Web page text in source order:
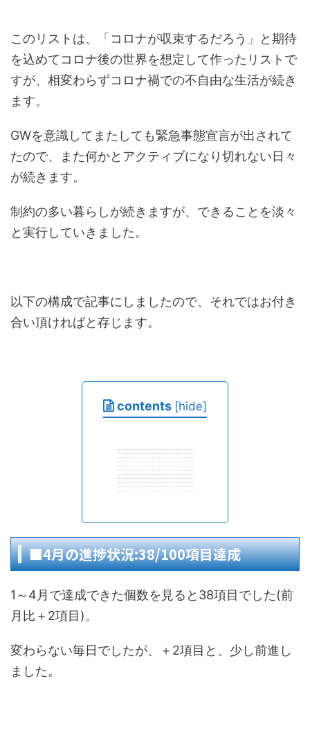
このリストは、「コロナが収束するだろう」と期待
を込めてコロナ後の世界を想定して作ったリストで
すが、相変わらずコロナ禍での不自由な生活が続き
ます。
GWを意識してまたしても緊急事態宣言が出されて
たので、また何かとアクティブになり切れない日々
が続きます。
制約の多い暮らしが続きますが、できることを淡々
と実行していきました。
以下の構成で記事にしましたので、それではお付き
合い頂ければと存じます。
contents [hide]
■4月の進捗状況:38/100項目達成
1～4月で達成できた個数を見ると38項目でした(前
月比＋2項目)。
変わらない毎日でしたが、＋2項目と、少し前進し
ました。